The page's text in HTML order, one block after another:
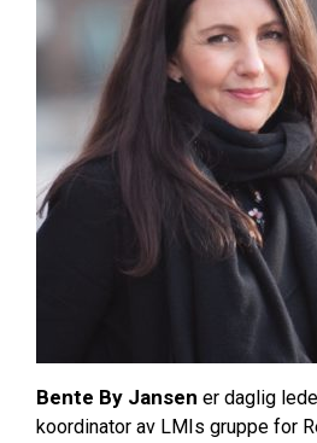
Bente By Jansen er daglig
koordinator av LMIs gruppe for